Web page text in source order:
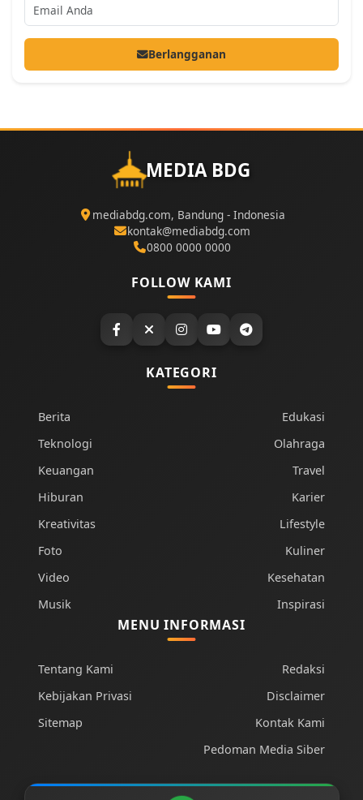
Berlangganan
MEDIA BDG
mediabdg.com, Bandung - Indonesia
kontak@mediabdg.com
0800 0000 0000
FOLLOW KAMI
KATEGORI
Berita
Teknologi
Keuangan
Hiburan
Kreativitas
Foto
Video
Musik
Edukasi
Olahraga
Travel
Karier
Lifestyle
Kuliner
Kesehatan
Inspirasi
MENU INFORMASI
Tentang Kami
Kebijakan Privasi
Sitemap
Redaksi
Disclaimer
Kontak Kami
Pedoman Media Siber